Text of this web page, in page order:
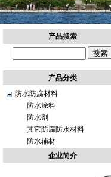
产品搜索
产品分类
防水防腐材料
防水涂料
防水剂
其它防腐防水材料
防水辅材
企业简介